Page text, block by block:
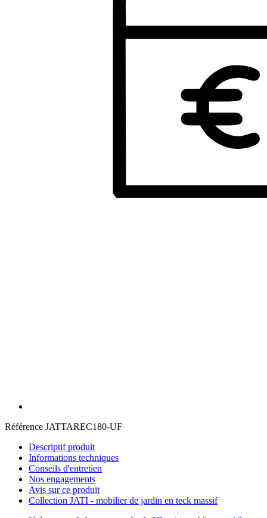
Référence JATTAREC180-UF
Descriptif produit
Informations techniques
Conseils d'entretien
Nos engagements
Avis sur ce produit
Collection JATI - mobilier de jardin en teck massif